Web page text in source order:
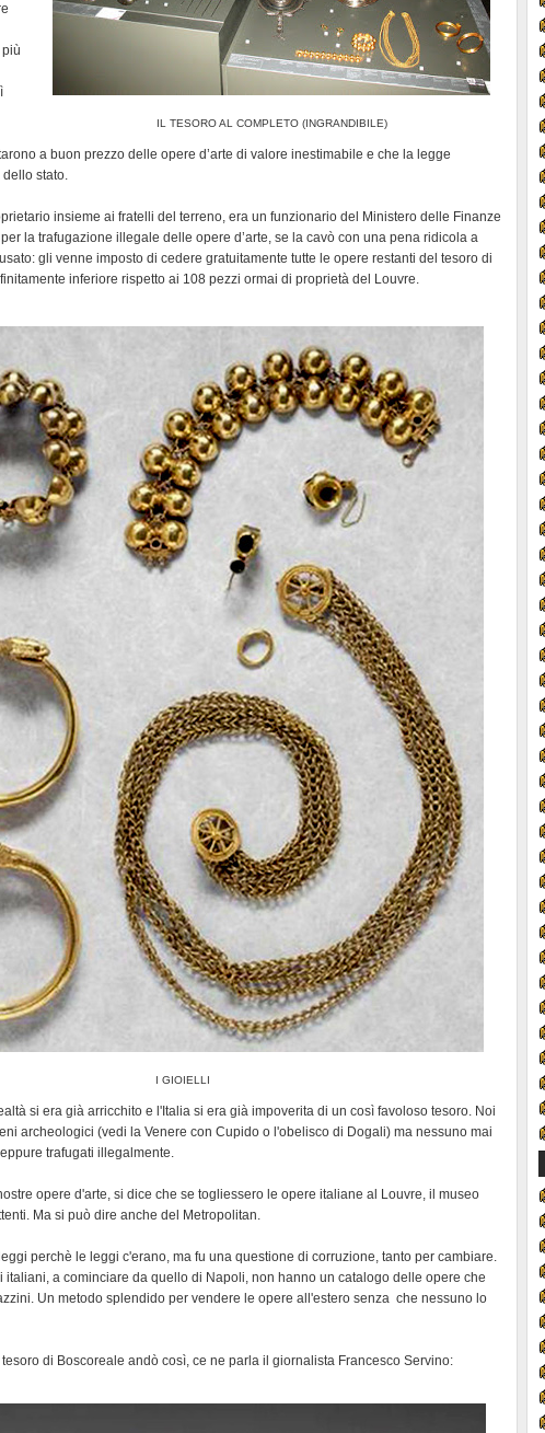
IL TESORO AL COMPLETO (INGRANDIBILE)
a buon prezzo delle opere d’arte di valore inestimabile e che la legge
stato.
insieme ai fratelli del terreno, era un funzionario del Ministero delle Finanze
la trafugazione illegale delle opere d’arte, se la cavò con una pena ridicola a
gli venne imposto di cedere gratuitamente tutte le opere restanti del tesoro di
inferiore rispetto ai 108 pezzi ormai di proprietà del Louvre.
I GIOIELLI
si era già arricchito e l'Italia si era già impoverita di un così favoloso tesoro. Noi
archeologici (vedi la Venere con Cupido o l'obelisco di Dogali) ma nessuno mai
trafugati illegalmente.
opere d'arte, si dice che se togliessero le opere italiane al Louvre, il museo
Ma si può dire anche del Metropolitan.
perchè le leggi c'erano, ma fu una questione di corruzione, tanto per cambiare.
italiani, a cominciare da quello di Napoli, non hanno un catalogo delle opere che
Un metodo splendido per vendere le opere all'estero senza che nessuno lo
di Boscoreale andò così, ce ne parla il giornalista Francesco Servino: